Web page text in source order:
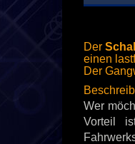
Der
einen
Der
Wer
Vorteil